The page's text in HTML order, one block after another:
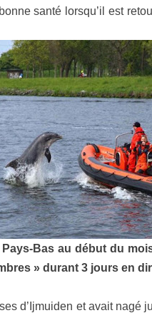
santé lorsqu’il est
Bas au début du
» durant 3 jours en
d’Ijmuiden et avait nagé